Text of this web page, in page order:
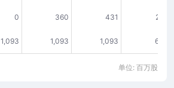
0 360 431 269
1,093 1,093 1,093 683
单位: 百万股